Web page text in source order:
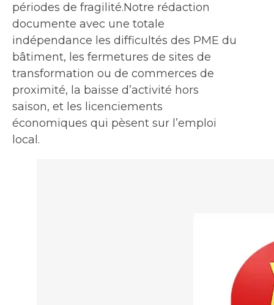
périodes de fragilité.Notre rédaction
documente avec une totale
indépendance les difficultés des PME du
bâtiment, les fermetures de sites de
transformation ou de commerces de
proximité, la baisse d’activité hors
saison, et les licenciements
économiques qui pèsent sur l’emploi
local.